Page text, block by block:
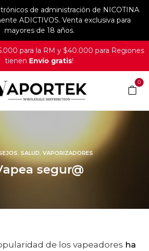
de administración de NICOTINA
ADICTIVOS. Venta exclusiva para
mayores de 18 años.
para la RM y $40.000 para Regiones
tienen Envío gratis!
0
SALUD VAPORIZADORES
segur@
de los vapeadores ha